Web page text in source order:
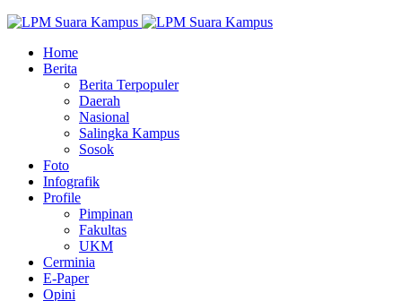
Home
Berita
Berita Terpopuler
Daerah
Nasional
Salingka Kampus
Sosok
Foto
Infografik
Profile
Pimpinan
Fakultas
UKM
Cerminia
E-Paper
Opini